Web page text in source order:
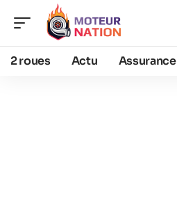
2 roues Actu Assurance